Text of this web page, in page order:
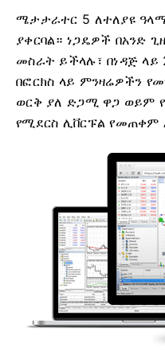
ሜታታራተር 5 ለተለያዩ
ያቀርባል። ነጋዴዎች በአንድ
መስራት ይችላሉ፣ በነዳጅ ላይ
በፎርክስ ላይ ምንዛሬዎችን
ወርቅ ያለ ድጋሚ ዋጋ ወይም
የሚደርስ ሊቨርፑል የመጠቀም